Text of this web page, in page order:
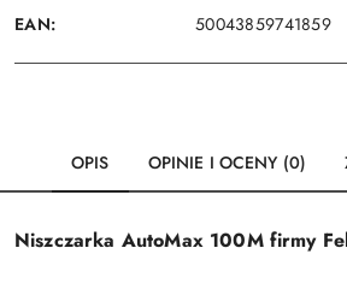
EAN: 50043859741859
OPIS OPINIE I OCENY (0)
Niszczarka AutoMax 100M firmy